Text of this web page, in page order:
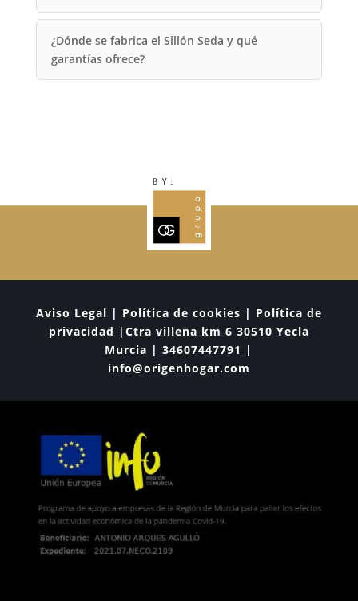
¿Dónde se fabrica el Sillón Seda y qué
garantías ofrece?
Aviso Legal | Política de cookies | Política de
privacidad |Ctra villena km 6 30510 Yecla
Murcia | 34607447791 |
info@origenhogar.com